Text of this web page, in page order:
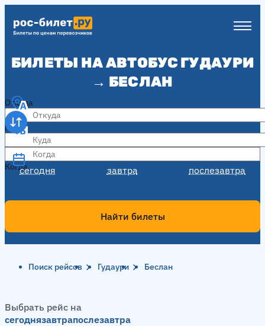
БИЛЕТЫ НА АВТОБУС ГУДАУРИ
→ БЕСЛАН
Откуда
Куда
Когда
сегодня завтра послезавтра
Когда
Найти билеты
Поиск рейсов Гудаури Беслан
Выбрать рейс на
сегоднязавтрапослезавтра